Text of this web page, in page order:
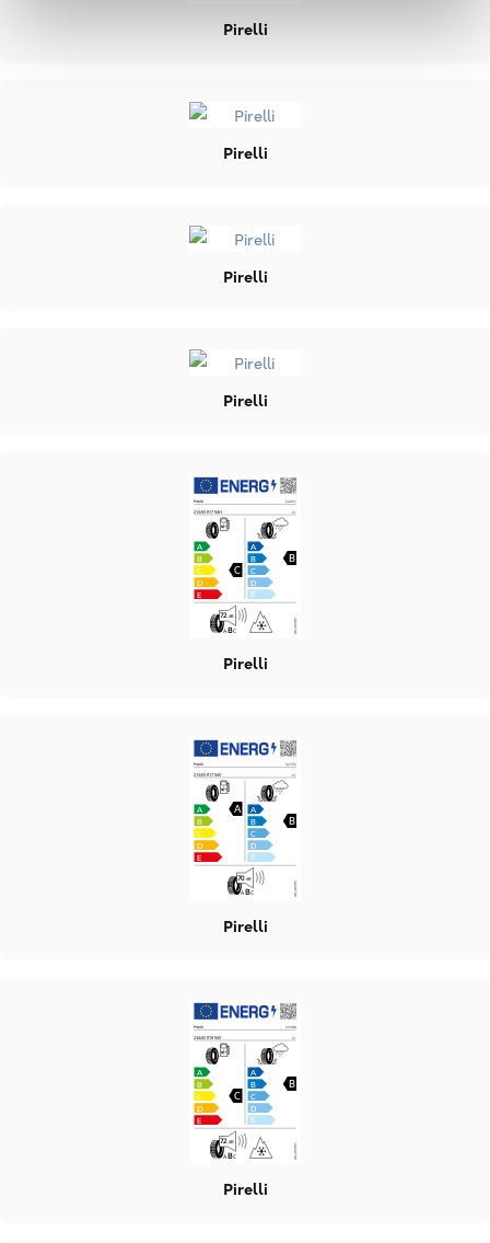
Pirelli
Pirelli
Pirelli
Pirelli
Pirelli
Pirelli
Pirelli